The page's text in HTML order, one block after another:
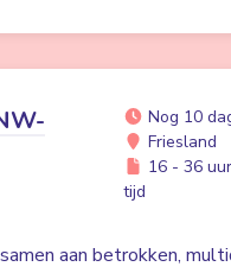
Nog 10
Friesland
16 - 36
tijd
aan betrokken,